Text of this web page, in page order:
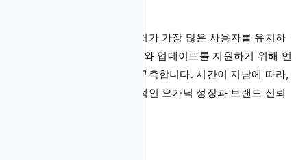
브랜드들은 어떤 미디어 피처가 가장 많은 사용자를 유치하
는지 추적한 다음, 향후 출시와 업데이트를 지원하기 위해 언
론인과 블로거들과 관계를 구축합니다. 시간이 지남에 따라,
긍정적인 언론 보도는 장기적인 오가닉 성장과 브랜드 신뢰